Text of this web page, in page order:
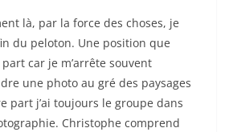
là, par la force des choses, je
du peloton. Une position que
part car je m’arrête souvent
une photo au gré des paysages
part j’ai toujours le groupe dans
Christophe comprend